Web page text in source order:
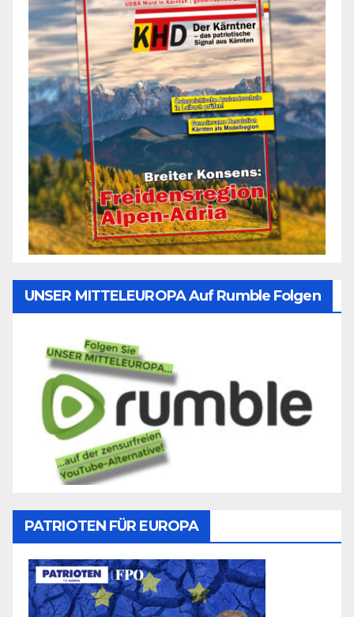
UNSER MITTELEUROPA Auf Rumble Folgen
PATRIOTEN FÜR EUROPA